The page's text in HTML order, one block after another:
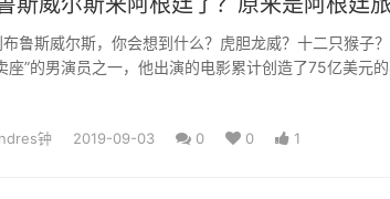
鲁斯威尔斯，你会想到什么？虎胆龙威？十二只猴子
座”的男演员之一，他出演的电影累计创造了75亿美元
钟 2019-09-03 0 0 1